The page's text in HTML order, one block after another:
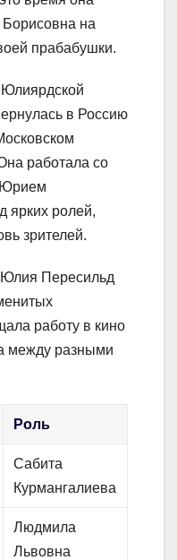
на
прабабушки.
в Россию
работала со
Юрием
ярких ролей,
зрителей.
Пересильд
работу в кино
между разными
Роль
Сабита
Курмангалиева
Людмила
Львовна